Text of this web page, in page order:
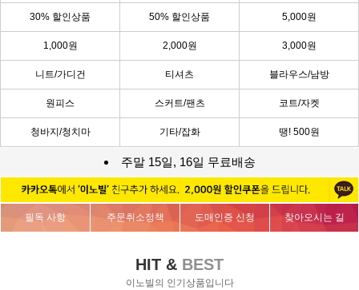
30% 할인상품 50% 할인상품 5,000원
1,000원 2,000원 3,000원
니트/가디건 티셔츠 블라우스/남방
원피스 스커트/팬츠 코트/자켓
청바지/청치마 기타/잡화 땡! 500원
주말 15일, 16일 무료배송
필독 사항 주문취소정책 도매인증 신청 찾아오시는 길
HIT & BEST
이노빌의 인기상품입니다